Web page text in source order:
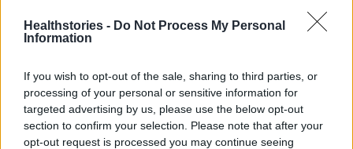
Healthstories - Do Not Process My Personal
Information
If you wish to opt-out of the sale, sharing to third parties, or
processing of your personal or sensitive information for
targeted advertising by us, please use the below opt-out
section to confirm your selection. Please note that after your
opt-out request is processed you may continue seeing
Στους παράγοντες κινδύνου για την εμφάνιση
καρκίνου του πνεύμονα στάθηκε ο καθηγητής
Μαυρουδής, επισημαίνοντας ότι το κάπνισμα
παραμένει ο ισχυρότερος προδιαθεσικός
παράγοντας, τόσο σε ενεργητική όσο και σε
παθητική μορφή. Παράλληλα, αναφέρθηκε